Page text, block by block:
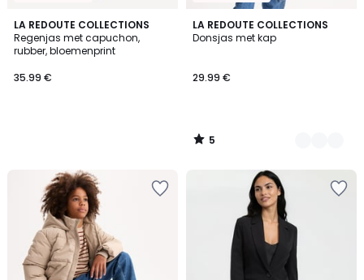
LA REDOUTE COLLECTIONS
Regenjas met capuchon,
rubber, bloemenprint
35.99 €
LA REDOUTE COLLECTIONS
Donsjas met kap
29.99 €
5
/
2
Kleuren
5
/